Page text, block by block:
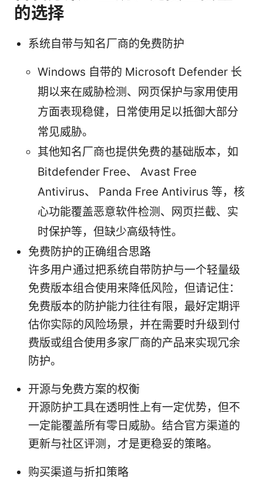
的选择
系统自带与知名厂商的免费防护
Windows 自带的 Microsoft Defender 长
期以来在威胁检测、网页保护与家用使用
方面表现稳健，日常使用足以抵御大部分
常见威胁。
其他知名厂商也提供免费的基础版本，如
Bitdefender Free、 Avast Free
Antivirus、 Panda Free Antivirus 等，核
心功能覆盖恶意软件检测、网页拦截、实
时保护等，但缺少高级特性。
免费防护的正确组合思路
许多用户通过把系统自带防护与一个轻量级
免费版本组合使用来降低风险，但请记住：
免费版本的防护能力往往有限，最好定期评
估你实际的风险场景，并在需要时升级到付
费版或组合使用多家厂商的产品来实现冗余
防护。
开源与免费方案的权衡
开源防护工具在透明性上有一定优势，但不
一定能覆盖所有零日威胁。结合官方渠道的
更新与社区评测，才是更稳妥的策略。
购买渠道与折扣策略